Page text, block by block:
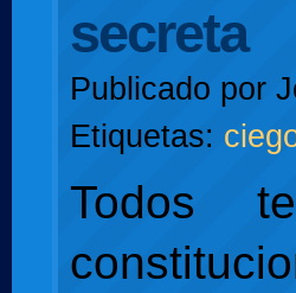
secreta
Publicado por
Etiquetas:
Todos